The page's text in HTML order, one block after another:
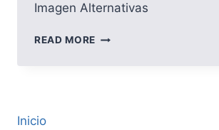
Imagen Alternativas
READ MORE XEROX
Inicio